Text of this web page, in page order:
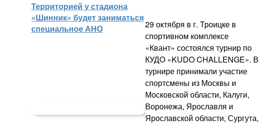
Территорией у стадиона
«Шинник» будет заниматься
специальное АНО
29 октября в г. Троицке в
спортивном комплексе
«Квант» состоялся турнир по
КУДО «KUDO CHALLENGE». В
турнире принимали участие
спортсмены из Москвы и
Московской области, Калуги,
Воронежа, Ярославля и
Ярославской области, Сургута,